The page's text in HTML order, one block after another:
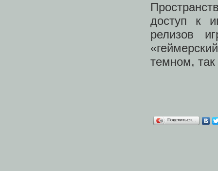
доступ к
релизов
темном,
Поделиться…